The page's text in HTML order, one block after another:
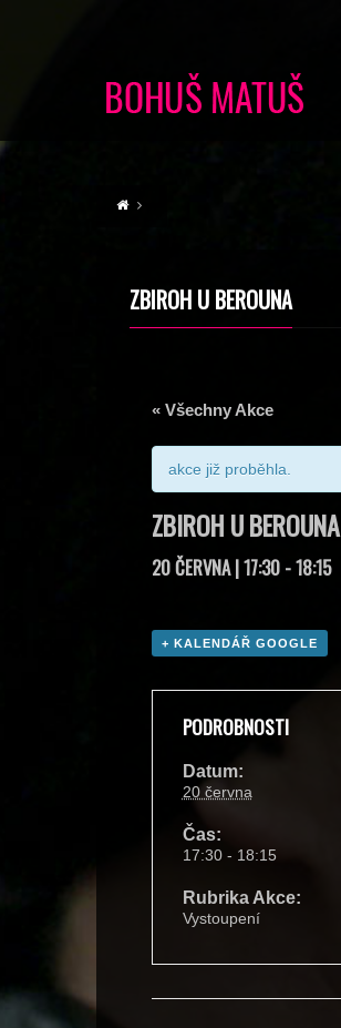
ZBIROH U BEROUNA
« Všechny Akce
akce již proběhla.
ZBIROH U BEROUNA
20 ČERVNA | 17:30 -18:15
+ KALENDÁŘ GOOGLE
PODROBNOSTI
Datum:
20 června
Čas:
17:30 - 18:15
Rubrika Akce:
Vystoupení